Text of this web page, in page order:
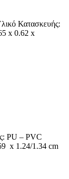
Κατασκευής:
x 0.62 x
PU – PVC
x 1.24/1.34 cm